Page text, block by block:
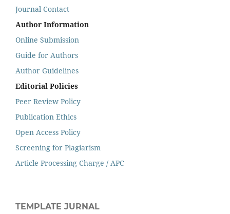
Journal Contact
Author Information
Online Submission
Guide for Authors
Author Guidelines
Editorial Policies
Peer Review Policy
Publication Ethics
Open Access Policy
Screening for Plagiarism
Article Processing Charge / APC
TEMPLATE JURNAL